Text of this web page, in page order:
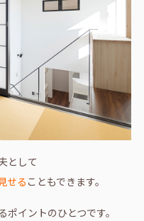
として
せる こともできます。
イントのひとつです。